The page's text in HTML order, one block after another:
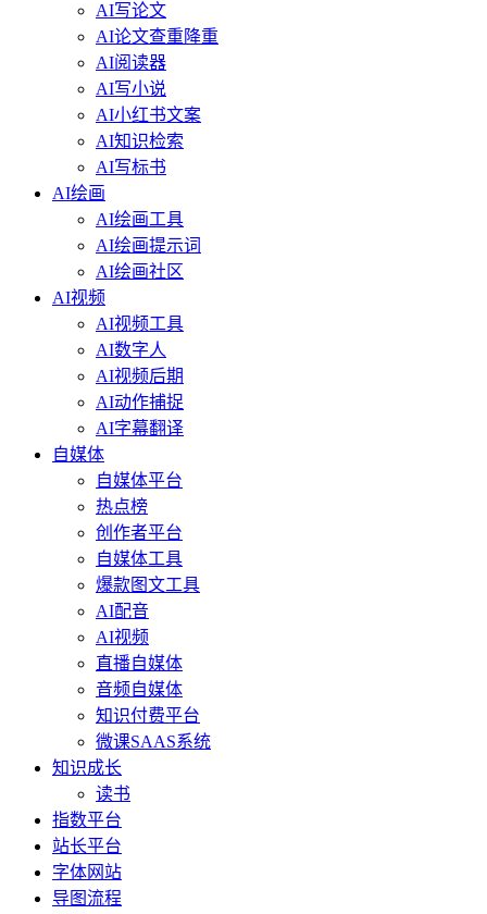
AI写论文
AI论文查重降重
AI阅读器
AI写小说
AI小红书文案
AI知识检索
AI写标书
AI绘画
AI绘画工具
AI绘画提示词
AI绘画社区
AI视频
AI视频工具
AI数字人
AI视频后期
AI动作捕捉
AI字幕翻译
自媒体
自媒体平台
热点榜
创作者平台
自媒体工具
爆款图文工具
AI配音
AI视频
直播自媒体
音频自媒体
知识付费平台
微课SAAS系统
知识成长
读书
指数平台
站长平台
字体网站
导图流程